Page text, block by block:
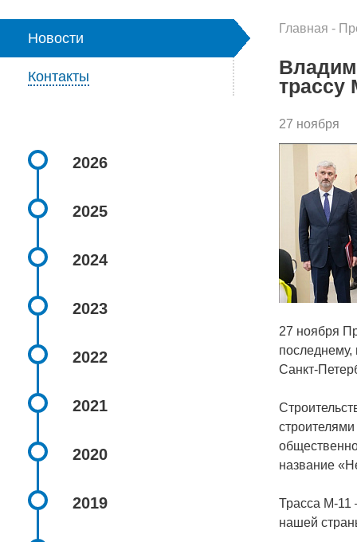
Новости
Контакты
2026
2025
2024
2023
2022
2021
2020
2019
Главная -
трассу
27 ноября
27 ноября
последнему,
Санкт-
название
Трасса М-11
нашей